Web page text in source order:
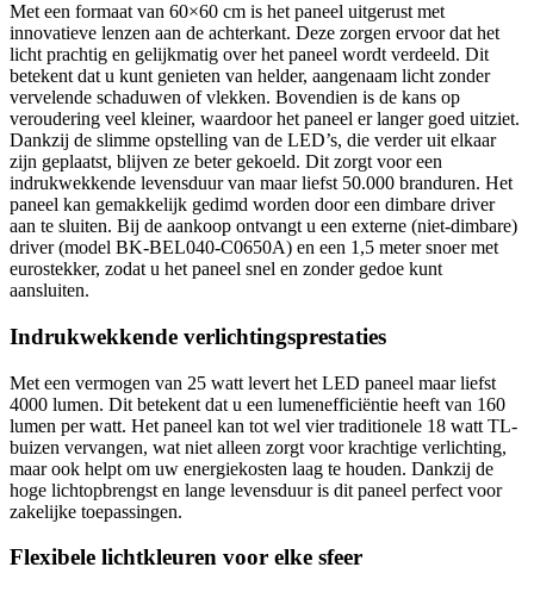
Met een formaat van 60×60 cm is het paneel uitgerust met
innovatieve lenzen aan de achterkant. Deze zorgen ervoor dat het
licht prachtig en gelijkmatig over het paneel wordt verdeeld. Dit
betekent dat u kunt genieten van helder, aangenaam licht zonder
vervelende schaduwen of vlekken. Bovendien is de kans op
veroudering veel kleiner, waardoor het paneel er langer goed uitziet.
Dankzij de slimme opstelling van de LED’s, die verder uit elkaar
zijn geplaatst, blijven ze beter gekoeld. Dit zorgt voor een
indrukwekkende levensduur van maar liefst 50.000 branduren. Het
paneel kan gemakkelijk gedimd worden door een dimbare driver
aan te sluiten. Bij de aankoop ontvangt u een externe (niet-dimbare)
driver (model BK-BEL040-C0650A) en een 1,5 meter snoer met
eurostekker, zodat u het paneel snel en zonder gedoe kunt
aansluiten.
Indrukwekkende verlichtingsprestaties
Met een vermogen van 25 watt levert het LED paneel maar liefst
4000 lumen. Dit betekent dat u een lumenefficiëntie heeft van 160
lumen per watt. Het paneel kan tot wel vier traditionele 18 watt TL-
buizen vervangen, wat niet alleen zorgt voor krachtige verlichting,
maar ook helpt om uw energiekosten laag te houden. Dankzij de
hoge lichtopbrengst en lange levensduur is dit paneel perfect voor
zakelijke toepassingen.
Flexibele lichtkleuren voor elke sfeer